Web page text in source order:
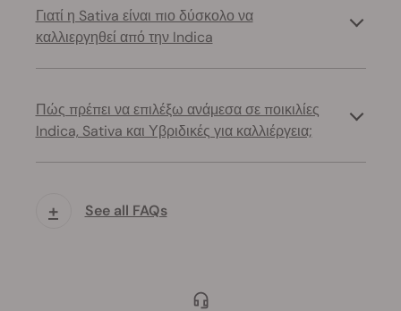
Γιατί η Sativa είναι πιο δύσκολο να
καλλιεργηθεί από την Indica
Πώς πρέπει να επιλέξω ανάμεσα σε ποικιλίες
Indica, Sativa και Υβριδικές για καλλιέργεια;
+ See all FAQs